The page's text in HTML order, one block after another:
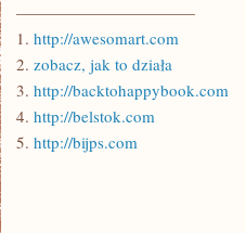
———————————
1. http://awesomart.com
2. zobacz, jak to działa
3. http://backtohappybook.com
4. http://belstok.com
5. http://bijps.com